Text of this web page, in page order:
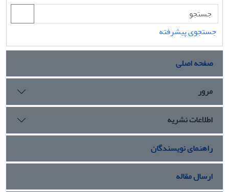
جستجوی پیشرفته
صفحه اصلی
مرور
اطلاعات نشریه
راهنمای نویسندگان
ارسال مقاله